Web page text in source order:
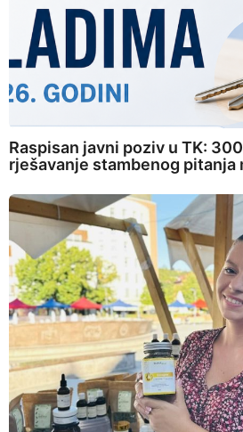
Raspisan javni poziv u TK:
rješavanje stambenog pitanja